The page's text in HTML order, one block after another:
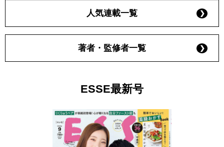
人気連載一覧
著者・監修者一覧
ESSE最新号